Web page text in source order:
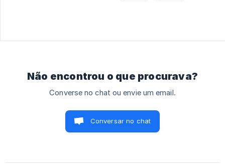
Não encontrou o que procurava?
Converse no chat ou envie um email.
Conversar no chat